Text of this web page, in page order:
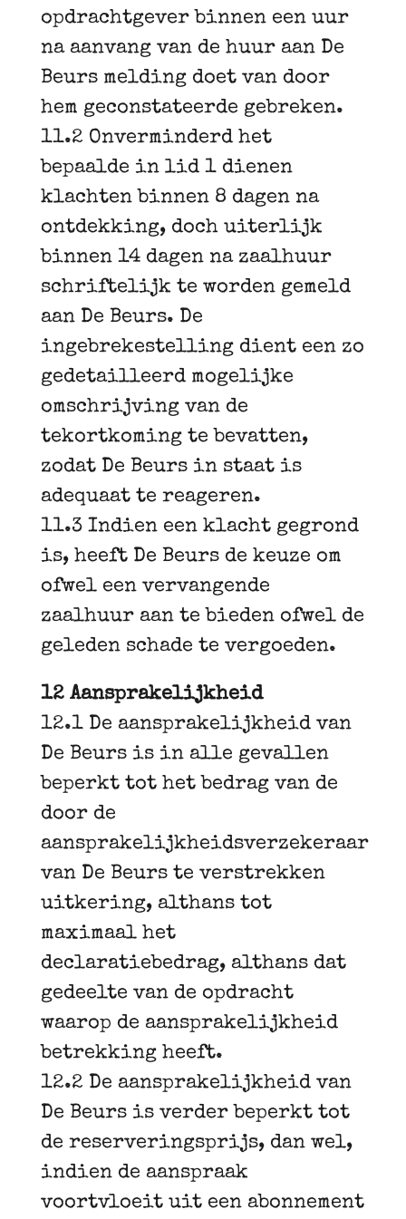
opdrachtgever binnen een uur
na aanvang van de huur aan De
Beurs melding doet van door
hem geconstateerde gebreken.
11.2 Onverminderd het
bepaalde in lid 1 dienen
klachten binnen 8 dagen na
ontdekking, doch uiterlijk
binnen 14 dagen na zaalhuur
schriftelijk te worden gemeld
aan De Beurs. De
ingebrekestelling dient een zo
gedetailleerd mogelijke
omschrijving van de
tekortkoming te bevatten,
zodat De Beurs in staat is
adequaat te reageren.
11.3 Indien een klacht gegrond
is, heeft De Beurs de keuze om
ofwel een vervangende
zaalhuur aan te bieden ofwel de
geleden schade te vergoeden.
12 Aansprakelijkheid
12.1 De aansprakelijkheid van
De Beurs is in alle gevallen
beperkt tot het bedrag van de
door de
aansprakelijkheidsverzekeraar
van De Beurs te verstrekken
uitkering, althans tot
maximaal het
declaratiebedrag, althans dat
gedeelte van de opdracht
waarop de aansprakelijkheid
betrekking heeft.
12.2 De aansprakelijkheid van
De Beurs is verder beperkt tot
de reserveringsprijs, dan wel,
indien de aanspraak
voortvloeit uit een abonnement